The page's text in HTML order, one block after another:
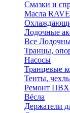
Смазки и
Масла
Лодочные
Все
Транцы,
Насосы
Транцевые
Тенты,
Ремонт ПВХ
Вёсла
Держатели